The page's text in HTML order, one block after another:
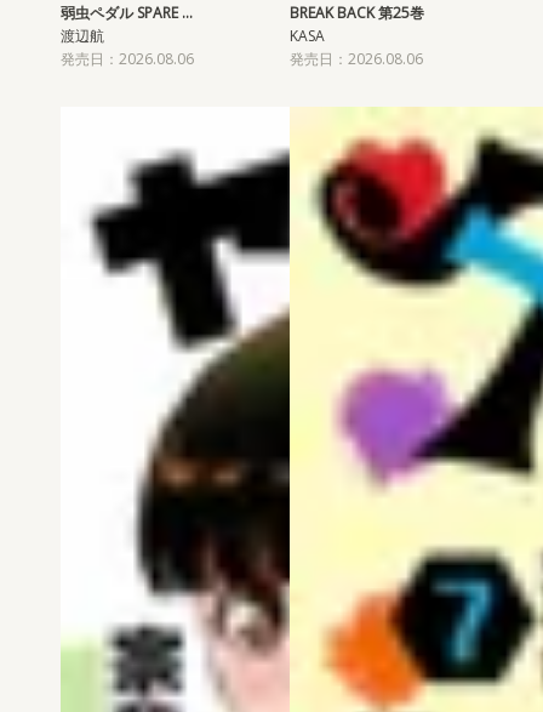
弱虫ペダル SPARE …
渡辺航
発売日：2026.08.06
BREAK BACK 第25巻
KASA
発売日：2026.08.06